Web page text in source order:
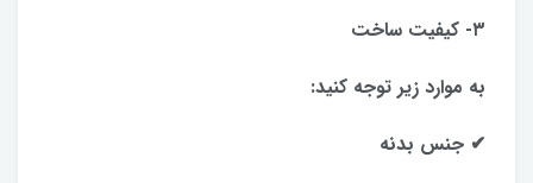
۳- کیفیت ساخت
به موارد زیر توجه کنید:
✔ جنس بدنه